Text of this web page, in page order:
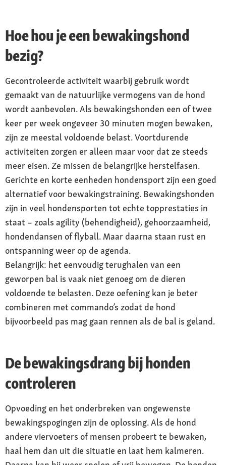
Hoe hou je een bewakingshond
bezig?
Gecontroleerde activiteit waarbij gebruik wordt
gemaakt van de natuurlijke vermogens van de hond
wordt aanbevolen. Als bewakingshonden een of twee
keer per week ongeveer 30 minuten mogen bewaken,
zijn ze meestal voldoende belast. Voortdurende
activiteiten zorgen er alleen maar voor dat ze steeds
meer eisen. Ze missen de belangrijke herstelfasen.
Gerichte en korte eenheden hondensport zijn een goed
alternatief voor bewakingstraining. Bewakingshonden
zijn in veel hondensporten tot echte topprestaties in
staat – zoals agility (behendigheid), gehoorzaamheid,
hondendansen of flyball. Maar daarna staan rust en
ontspanning weer op de agenda.
Belangrijk: het eenvoudig terughalen van een
geworpen bal is vaak niet genoeg om de dieren
voldoende te belasten. Deze oefening kan je beter
combineren met commando’s zodat de hond
bijvoorbeeld pas mag gaan rennen als de bal is geland.
De bewakingsdrang bij honden
controleren
Opvoeding en het onderbreken van ongewenste
bewakingspogingen zijn de oplossing. Als de hond
andere viervoeters of mensen probeert te bewaken,
haal hem dan uit die situatie en laat hem kalmeren.